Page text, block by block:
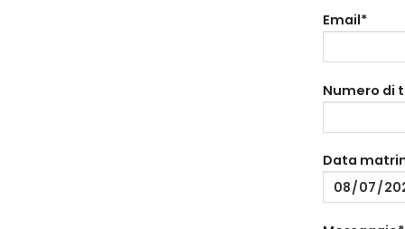
Email*
Numero di
Data